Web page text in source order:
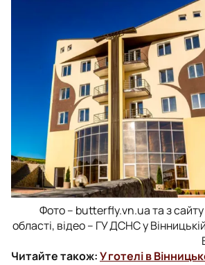
Фото – butterfly.vn.ua та з сайту
області, відео – ГУ ДСНС у
Читайте також:У готелі в